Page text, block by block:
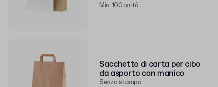
Min. 100 unità
Sacchetto di carta per cibo
da asporto con manico
Senza stampa